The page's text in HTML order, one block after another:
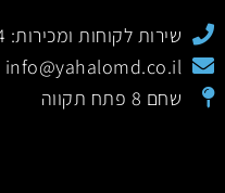
שירות לקוחות ומכירות: 055-7049964
info@yahalomd.co.il
שחם 8 פתח תקווה